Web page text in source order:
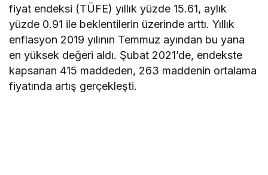
fiyat endeksi (TÜFE) yıllık yüzde 15.61, aylık
yüzde 0.91 ile beklentilerin üzerinde arttı. Yıllık
enflasyon 2019 yılının Temmuz ayından bu yana
en yüksek değeri aldı. Şubat 2021’de, endekste
kapsanan 415 maddeden, 263 maddenin ortalama
fiyatında artış gerçekleşti.